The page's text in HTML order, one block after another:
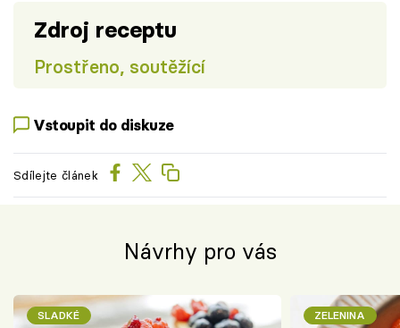
Zdroj receptu
Prostřeno, soutěžící
Vstoupit do diskuze
Sdílejte článek
Návrhy pro vás
SLADKÉ ZELENINA